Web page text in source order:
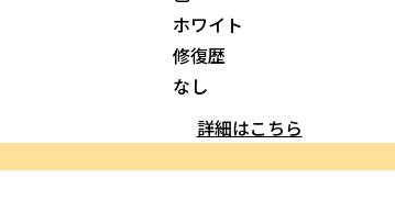
ホワイト
修復歴
なし
詳細はこちら